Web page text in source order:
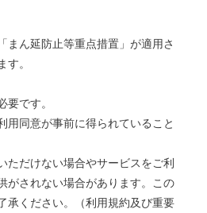
まん延防止等重点措置」が適用さ
す。
要です。
用同意が事前に得られていること
ただけない場合やサービスをご利
がされない場合があります。この
承ください。（利用規約及び重要